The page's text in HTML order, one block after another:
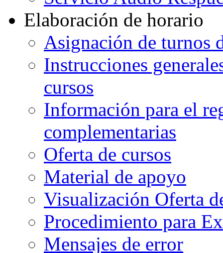
Elaboración de horario
Asignación de turnos
Instrucciones
cursos
Información para el
complementarias
Oferta de cursos
Material de apoyo
Visualización Oferta
Procedimiento para
Mensajes de error